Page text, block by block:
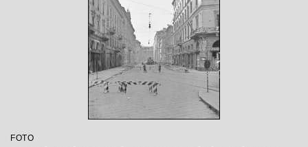
FOTO